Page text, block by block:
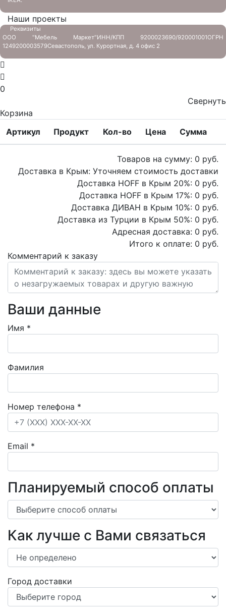
Наши проекты
Реквизиты
ООО "Мебель Маркет"ИНН/КПП 9200023690/920001001ОГРН
1249200003579Севастополь, ул. Курортная, д. 4 офис 2
0
Свернуть
Корзина
Артикул
Продукт Кол-во Цена Сумма
Товаров на сумму: 0 руб.
Доставка в Крым: Уточняем стоимость доставки
Доставка HOFF в Крым 20%: 0 руб.
Доставка HOFF в Крым 17%: 0 руб.
Доставка ДИВАН в Крым 10%: 0 руб.
Доставка из Турции в Крым 50%: 0 руб.
Адресная доставка: 0 руб.
Итого к оплате: 0 руб.
Комментарий к заказу
Ваши данные
Имя *
Фамилия
Номер телефона *
Email *
Планируемый способ оплаты
Как лучше с Вами связаться
Город доставки